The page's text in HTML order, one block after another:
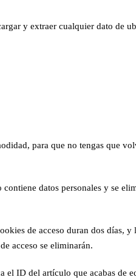
y extraer cualquier dato de
para que no tengas que
datos personales y se
de acceso duran dos días, y
acceso se eliminarán.
el ID del artículo que acabas de